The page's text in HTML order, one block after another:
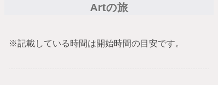
Artの旅
※記載している時間は開始時間の目安です。